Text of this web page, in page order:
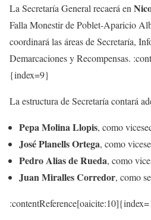
La Secretaría General recaerá en
Falla Monestir de Poblet-Aparicio
coordinará las áreas de Secretaría,
Demarcaciones y Recompensas.
{index=9}
La estructura de Secretaría contará
Pepa Molina Llopis, como
José Planells Ortega, como
Pedro Alias de Rueda, como
Juan Miralles Corredor, como